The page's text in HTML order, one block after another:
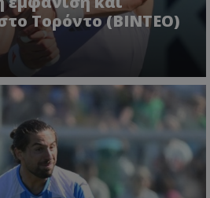
Τορόντο (ΒΙΝΤΕΟ)